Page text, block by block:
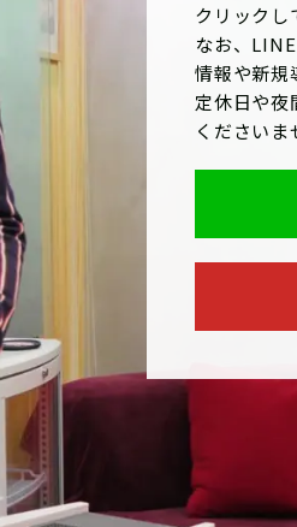
クリックし
なお、
情報や新規
定休日や夜
くださいま